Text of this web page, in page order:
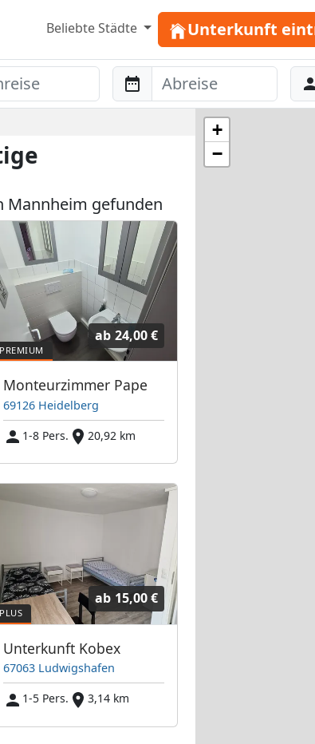
Beliebte Städte Unterkunft
Abreise
Mannheim gefunden
ab 24,00 €
Monteurzimmer Pape
69126 Heidelberg
1-8 Pers.
20,92 km
ab 15,00 €
Unterkunft Kobex
67063 Ludwigshafen
1-5 Pers.
3,14 km
+
−